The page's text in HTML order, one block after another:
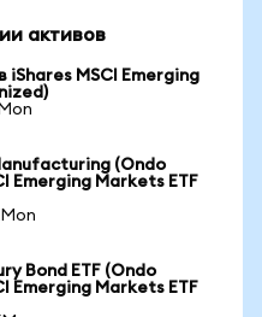
активов
iShares MSCI Emerging
(Ondo
Emerging Markets ETF
Bond ETF (Ondo
Emerging Markets ETF